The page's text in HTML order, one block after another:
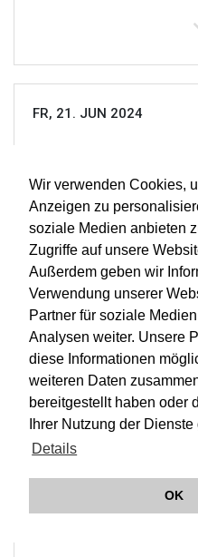
Wir verwenden Cookies,
Anzeigen zu
soziale Medien anbieten
Zugriffe auf unsere
Außerdem geben wir
Verwendung unserer
Partner für soziale
Analysen weiter. Unsere
diese Informationen
weiteren Daten
bereitgestellt haben oder
Ihrer Nutzung der
Details
OK
FR, 21. JUN 2024
LISZT &
TICKETS
ORCHESTER WIENER
MARTIN HASELBÖCK
KIRCH'KLANG FESTIVAL
SA, 22. JUN 2024
GEMEINDEAMT, MONDSEE |
Ö1 Klassik Treffpunkt